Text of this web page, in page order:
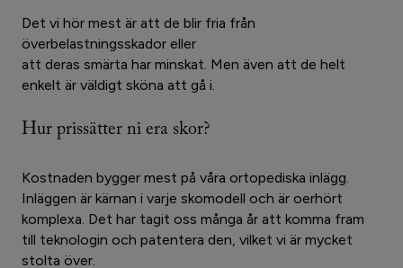
Det vi hör mest är att de blir fria från
överbelastningsskador eller
att deras smärta har minskat. Men även att de helt
enkelt är väldigt sköna att gå i.
Hur prissätter ni era skor?
Kostnaden bygger mest på våra ortopediska inlägg.
Inläggen är kärnan i varje skomodell och är oerhört
komplexa. Det har tagit oss många år att komma fram
till teknologin och patentera den, vilket vi är mycket
stolta över.